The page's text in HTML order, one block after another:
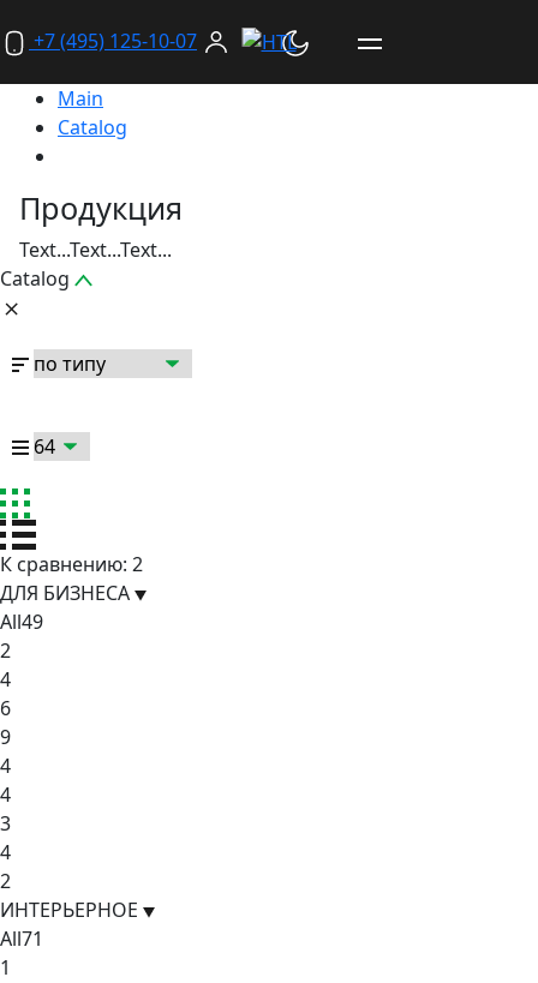
+7 (495) 125-10-07
Main
Catalog
Продукция
Text...Text...Text...
Catalog
К сравнению: 2
ДЛЯ БИЗНЕСА
All49
2
4
6
9
4
4
3
4
2
ИНТЕРЬЕРНОЕ
All71
1